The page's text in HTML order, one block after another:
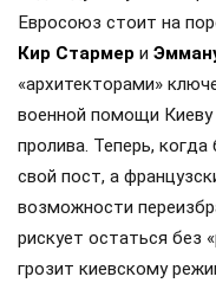
Евросоюз стоит на
Кир Стармер и
«архитекторами»
военной помощи Киеву
пролива. Теперь,
свой пост, а
возможности
рискует остаться без
грозит киевскому